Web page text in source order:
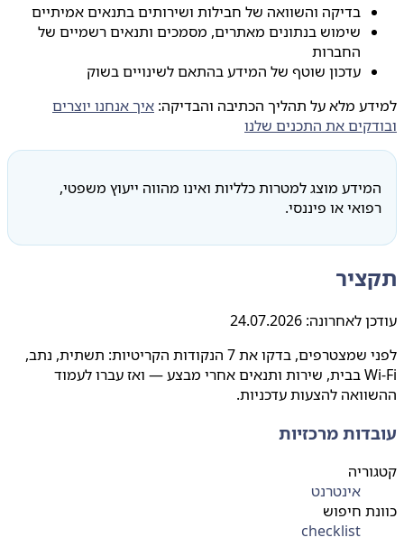
בדיקה והשוואה של חבילות ושירותים בתנאים אמיתיים
שימוש בנתונים מאתרים, מסמכים ותנאים רשמיים של
החברות
עדכון שוטף של המידע בהתאם לשינויים בשוק
למידע מלא על תהליך הכתיבה והבדיקה: איך אנחנו יוצרים
ובודקים את התכנים שלנו
המידע מוצג למטרות כלליות ואינו מהווה ייעוץ משפטי,
רפואי או פיננסי.
תקציר
עודכן לאחרונה: 24.07.2026
לפני שמצטרפים, בדקו את 7 הנקודות הקריטיות: תשתית, נתב,
Wi‑Fi בבית, שירות ותנאים אחרי מבצע — ואז עברו לעמוד
ההשוואה להצעות עדכניות.
עובדות מרכזיות
קטגוריה
אינטרנט
כוונת חיפוש
checklist